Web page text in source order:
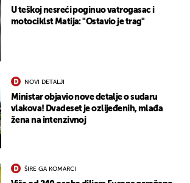
U teškoj nesreći poginuo vatrogasac i
motociklst Matija: "Ostavio je trag"
NOVI DETALJI
Ministar objavio nove detalje o sudaru
vlakova! Dvadeset je ozlijeđenih, mlađa
žena na intenzivnoj
ŠIRE GA KOMARCI